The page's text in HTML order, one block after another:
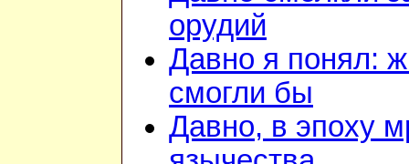
орудий
Давно я понял:
смогли бы
Давно, в эпоху